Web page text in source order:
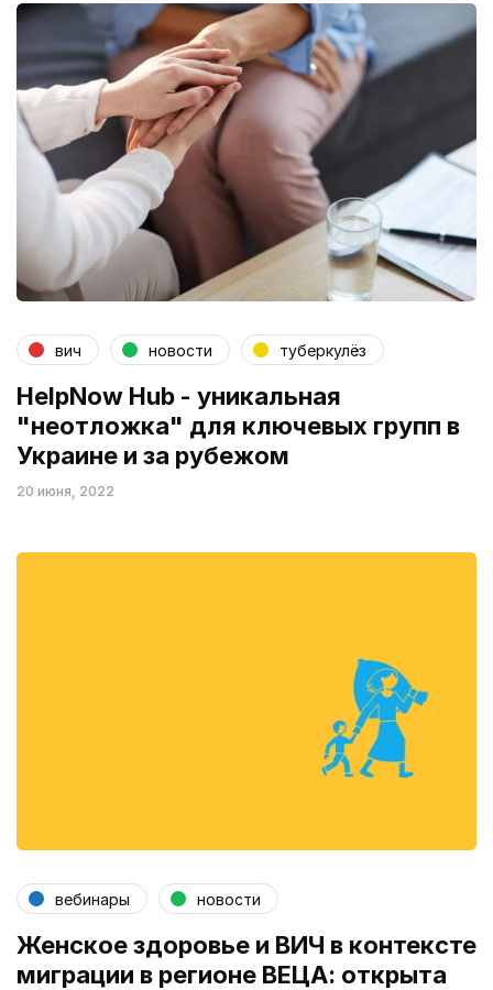
вич новости туберкулёз
HelpNow Hub - уникальная
"неотложка" для ключевых групп в
Украине и за рубежом
20 июня, 2022
вебинары новости
Женское здоровье и ВИЧ в контексте
миграции в регионе ВЕЦА: открыта